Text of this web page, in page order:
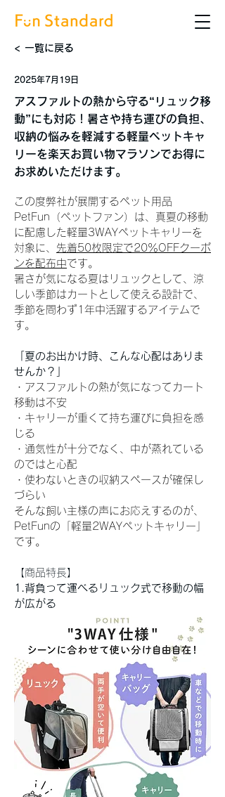
< 一覧に戻る
2025年7月19日
アスファルトの熱から守る“リュック移
動”にも対応！暑さや持ち運びの負担、
収納の悩みを軽減する軽量ペットキャ
リーを楽天お買い物マラソンでお得に
お求めいただけます。
この度弊社が展開するペット用品
PetFun（ペットファン）は、真夏の移動
に配慮した軽量3WAYペットキャリーを
対象に、 先着50枚限定で20％OFFクーポ
ンを配布中です。
暑さが気になる夏はリュックとして、涼
しい季節はカートとして使える設計で、
季節を問わず1年中活躍するアイテムで
す。
「夏のお出かけ時、こんな心配はありま
せんか？」
・アスファルトの熱が気になってカート
移動は不安
・キャリーが重くて持ち運びに負担を感
じる
・通気性が十分でなく、中が蒸れている
のではと心配
・使わないときの収納スペースが確保し
づらい
そんな飼い主様の声にお応えするのが、
PetFunの「軽量2WAYペットキャリー」
です。
【商品特長】
1.背負って運べるリュック式で移動の幅
が広がる